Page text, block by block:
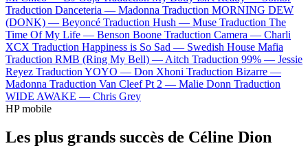
Traduction Danceteria — Madonna Traduction MORNING DEW
(DONK) — Beyoncé Traduction Hush — Muse Traduction The
Time Of My Life — Benson Boone Traduction Camera — Charli
XCX Traduction Happiness is So Sad — Swedish House Mafia
Traduction RMB (Ring My Bell) — Aitch Traduction 99% — Jessie
Reyez Traduction YOYO — Don Xhoni Traduction Bizarre —
Madonna Traduction Van Cleef Pt 2 — Malie Donn Traduction
WIDE AWAKE — Chris Grey
HP mobile
Les plus grands succès de Céline Dion